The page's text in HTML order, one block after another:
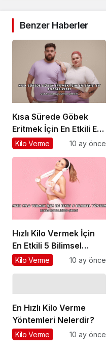
Benzer Haberler
Kısa Sürede Göbek
Eritmek İçin En Etkili Ev
Egzersizleri
Kilo Verme 10 ay önce
Hızlı Kilo Vermek İçin
En Etkili 5 Bilimsel
Yöntem
Kilo Verme 10 ay önce
En Hızlı Kilo Verme
Yöntemleri Nelerdir?
Kilo Verme 10 ay önce